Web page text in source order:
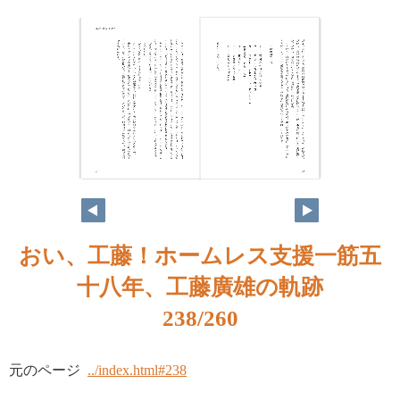
おい、工藤！ホームレス支援一筋五
十八年、工藤廣雄の軌跡
238/260
元のページ ../index.html#238